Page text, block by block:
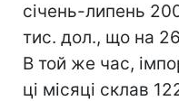
січень-липень
тис. дол., що на
В той же час,
ці місяці склав